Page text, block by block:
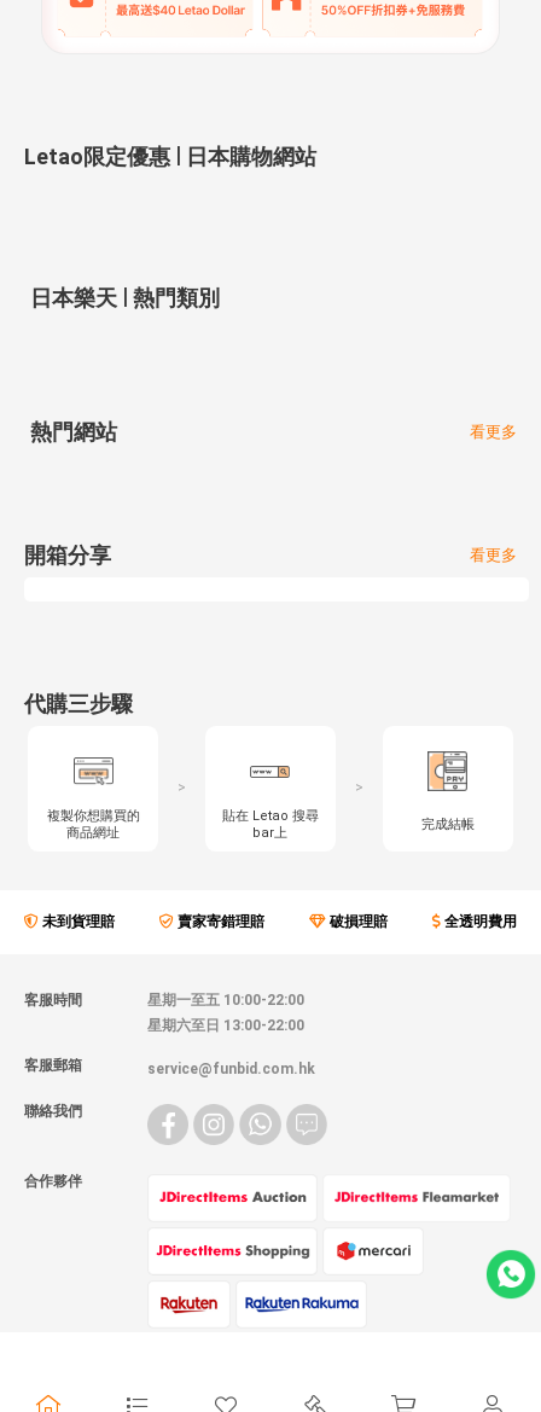
Letao限定優惠 | 日本購物網站
日本樂天 | 熱門類別
熱門網站 看更多
開箱分享 看更多
代購三步驟
複製你想購買的
商品網址
>
貼在 Letao 搜尋
bar上
>
完成結帳
未到貨理賠 賣家寄錯理賠 破損理賠 全透明費用
客服時間
星期一至五 10:00-22:00
星期六至日 13:00-22:00
客服郵箱 service@funbid.com.hk
聯絡我們
合作夥伴